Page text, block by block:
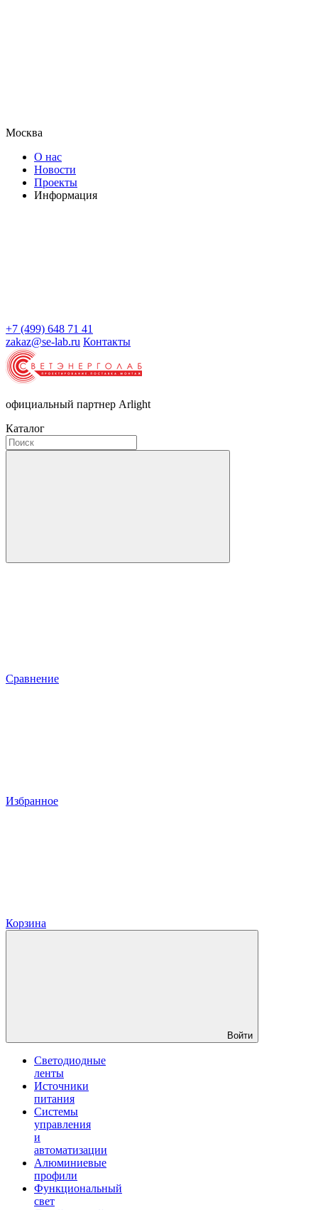
Москва
О нас
Новости
Проекты
Информация
+7 (499) 648 71 41
zakaz@se-lab.ru Контакты
официальный партнер Arlight
Каталог
Сравнение
Избранное
Корзина
Войти
Светодиодные
ленты
Источники
питания
Системы
управления
и
автоматизации
Алюминиевые
профили
Функциональный
свет